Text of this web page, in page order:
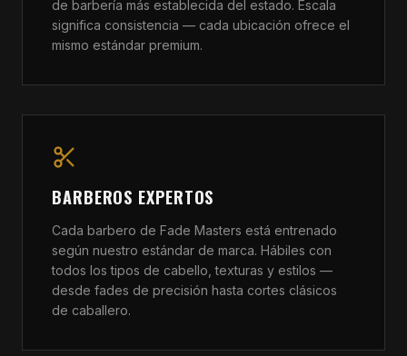
de barbería más establecida del estado. Escala
significa consistencia — cada ubicación ofrece el
mismo estándar premium.
BARBEROS EXPERTOS
Cada barbero de Fade Masters está entrenado
según nuestro estándar de marca. Hábiles con
todos los tipos de cabello, texturas y estilos —
desde fades de precisión hasta cortes clásicos
de caballero.